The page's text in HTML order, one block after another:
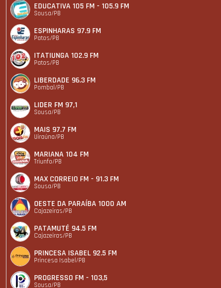
EDUCATIVA 105 FM - 105.9 FM
Sousa/PB
ESPINHARAS 97.9 FM
Patos/PB
ITATIUNGA 102.9 FM
Patos/PB
LIBERDADE 96.3 FM
Pombal/PB
LIDER FM 97,1
Sousa/PB
MAIS 97.7 FM
Uiraúna/PB
MARIANA 104 FM
Triunfo/PB
MAX CORREIO FM - 91.3 FM
Sousa/PB
OESTE DA PARAÍBA 1000 AM
Cajazeiras/PB
PATAMUTÉ 94.5 FM
Cajazeiras/PB
PRINCESA ISABEL 92.5 FM
Princesa Isabel/PB
PROGRESSO FM - 103,5
Sousa/PB